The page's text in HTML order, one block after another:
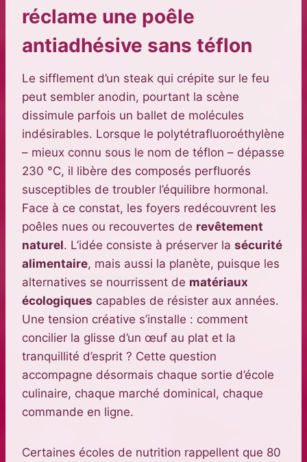
réclame une poêle
antiadhésive sans téflon
Le sifflement d’un steak qui crépite sur le feu
peut sembler anodin, pourtant la scène
dissimule parfois un ballet de molécules
indésirables. Lorsque le polytétrafluoroéthylène
– mieux connu sous le nom de téflon – dépasse
230 °C, il libère des composés perfluorés
susceptibles de troubler l’équilibre hormonal.
Face à ce constat, les foyers redécouvrent les
poêles nues ou recouvertes de revêtement
naturel. L’idée consiste à préserver la sécurité
alimentaire, mais aussi la planète, puisque les
alternatives se nourrissent de matériaux
écologiques capables de résister aux années.
Une tension créative s’installe : comment
concilier la glisse d’un œuf au plat et la
tranquillité d’esprit ? Cette question
accompagne désormais chaque sortie d’école
culinaire, chaque marché dominical, chaque
commande en ligne.
Certaines écoles de nutrition rappellent que 80